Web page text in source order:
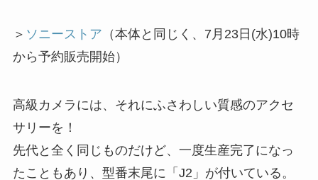
＞ ソニーストア （本体と同じく、7月23日(水)10時
から予約販売開始）
高級カメラには、それにふさわしい質感のアクセ
サリーを！
先代と全く同じものだけど、一度生産完了になっ
たこともあり、型番末尾に「J2」が付いている。